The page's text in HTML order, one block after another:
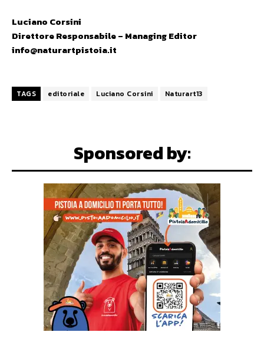
Luciano Corsini
Direttore Responsabile – Managing Editor
info@naturartpistoia.it
TAGS editoriale Luciano Corsini Naturart13
Sponsored by: